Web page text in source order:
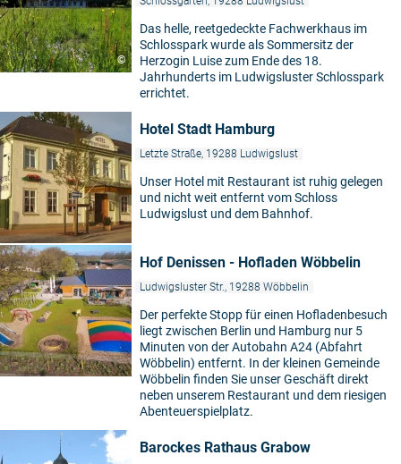
©
Das helle, reetgedeckte Fachwerkhaus im
Schlosspark wurde als Sommersitz der
Herzogin Luise zum Ende des 18.
Jahrhunderts im Ludwigsluster Schlosspark
errichtet.
Hotel Stadt Hamburg
Letzte Straße, 19288 Ludwigslust
Unser Hotel mit Restaurant ist ruhig gelegen
und nicht weit entfernt vom Schloss
Ludwigslust und dem Bahnhof.
Hof Denissen - Hofladen Wöbbelin
Ludwigsluster Str., 19288 Wöbbelin
Der perfekte Stopp für einen Hofladenbesuch
liegt zwischen Berlin und Hamburg nur 5
Minuten von der Autobahn A24 (Abfahrt
Wöbbelin) entfernt. In der kleinen Gemeinde
Wöbbelin finden Sie unser Geschäft direkt
neben unserem Restaurant und dem riesigen
Abenteuerspielplatz.
Barockes Rathaus Grabow